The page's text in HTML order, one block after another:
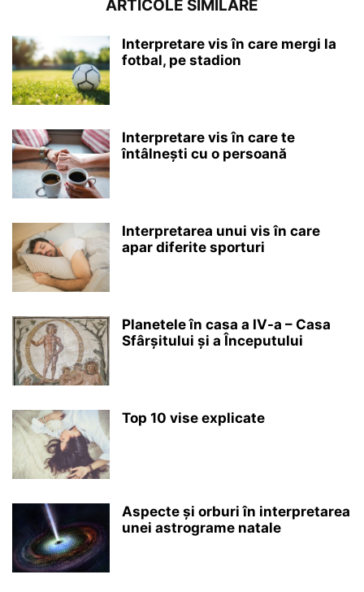
ARTICOLE SIMILARE
Interpretare vis în care mergi la
fotbal, pe stadion
Interpretare vis în care te
întâlnești cu o persoană
Interpretarea unui vis în care
apar diferite sporturi
Planetele în casa a IV-a – Casa
Sfârșitului și a Începutului
Top 10 vise explicate
Aspecte și orburi în interpretarea
unei astrograme natale